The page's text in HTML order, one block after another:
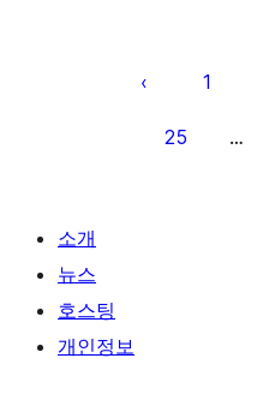
1
25 …
소개
뉴스
호스팅
개인정보